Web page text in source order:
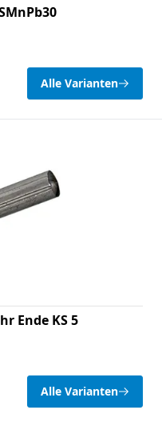
Alle Varianten
Ende KS 5
Alle Varianten